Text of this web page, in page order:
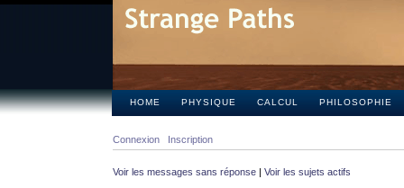
HOME PHYSIQUE CALCUL PHILOSOPHIE
Connexion Inscription
Voir les messages sans réponse | Voir les sujets actifs